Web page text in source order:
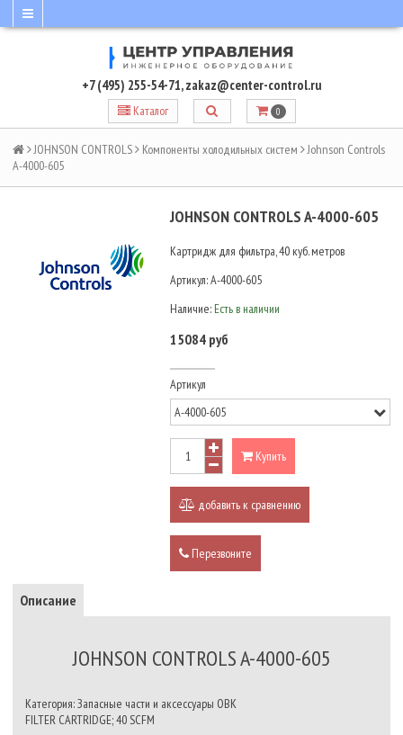
+7 (495) 255-54-71,zakaz@center-control.ru
Каталог 0
JOHNSON CONTROLS Компоненты холодильных систем
Johnson Controls
A-4000-605
JOHNSON CONTROLS A-4000-605
Картридж для фильтра, 40 куб. метров
Артикул:A-4000-605
Наличие: Есть в наличии
15084 руб
Артикул
Купить
добавить к сравнению
Перезвоните
Описание
JOHNSON CONTROLS A-4000-605
Категория: Запасные части и аксессуары ОВК
FILTER CARTRIDGE; 40 SCFM